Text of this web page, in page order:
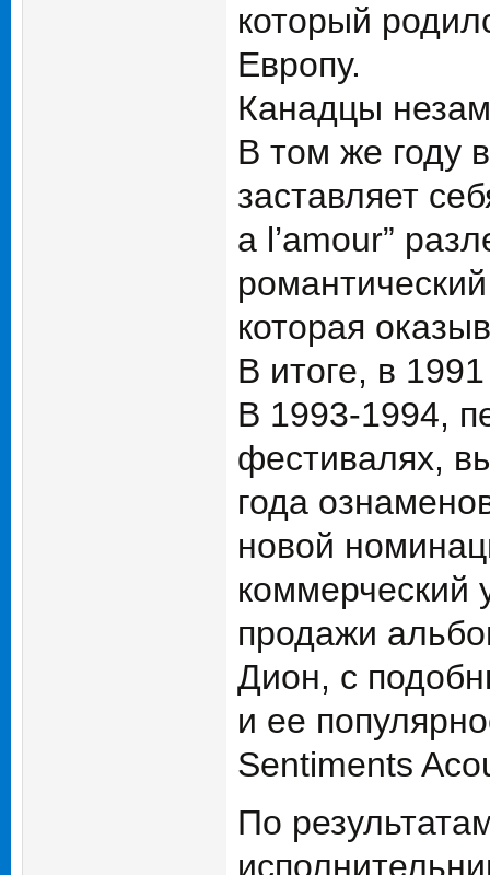
который
Европу.
Канадцы
В том же году
заставляет
a l’amour”
которая
В итоге, в
В 1993-1994,
фестивалях,
года
новой
коммерческий
продажи
Дион, с
и ее
Sentiments
По